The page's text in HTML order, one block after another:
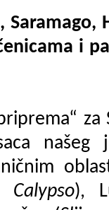
Saramago,
i
za
našeg
Calypso),